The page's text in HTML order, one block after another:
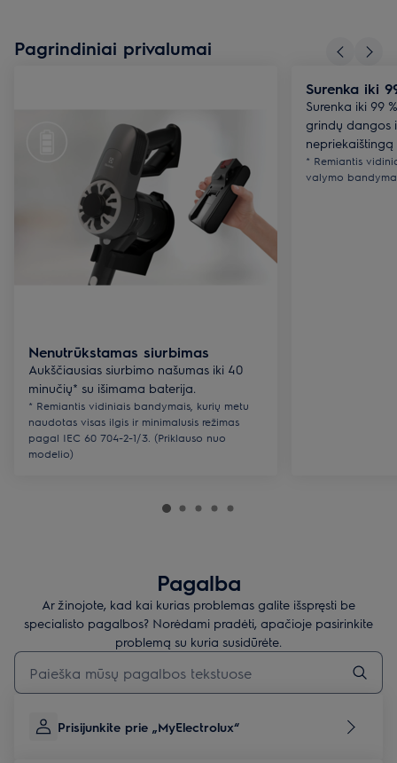
Pagrindiniai privalumai
Nenutrūkstamas siurbimas
Aukščiausias siurbimo našumas iki 40
minučių* su išimama baterija.
* Remiantis vidiniais bandymais, kurių metu
naudotas visas ilgis ir minimalusis režimas
pagal IEC 60 704-2-1/3. (Priklauso nuo
modelio)
Surenka iki
Surenka iki 99
grindų dangos
nepriekaištingą
* Remiantis
valymo
Pagalba
Ar žinojote, kad kai kurias problemas galite išspręsti be
specialisto pagalbos? Norėdami pradėti, apačioje pasirinkite
problemą su kuria susidūrėte.
Įveskite tekstą, jei norite ieškoti pagalbinių straipsnių
Prisijunkite prie „MyElectrolux“